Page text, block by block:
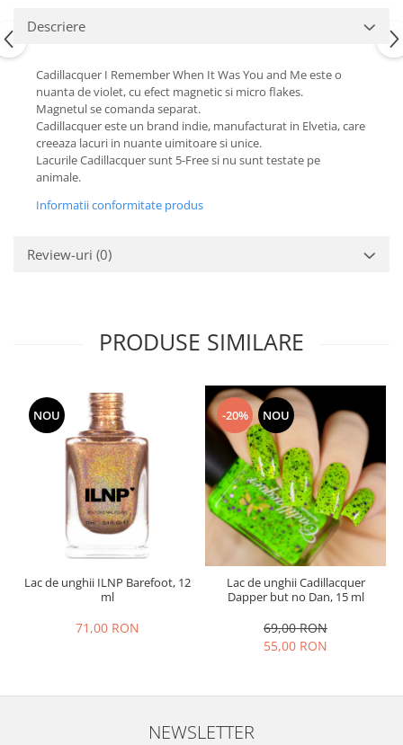
Descriere
Cadillacquer I Remember When It Was You and Me este o
nuanta de violet, cu efect magnetic si micro flakes.
Magnetul se comanda separat.
Cadillacquer este un brand indie, manufacturat in Elvetia, care
creeaza lacuri in nuante uimitoare si unice.
Lacurile Cadillacquer sunt 5-Free si nu sunt testate pe
animale.
Informatii conformitate produs
Review-uri (0)
PRODUSE SIMILARE
NOU
Lac de unghii ILNP Barefoot, 12
ml
71,00 RON
-20% NOU
Lac de unghii Cadillacquer
Dapper but no Dan, 15 ml
69,00 RON
55,00 RON
NEWSLETTER